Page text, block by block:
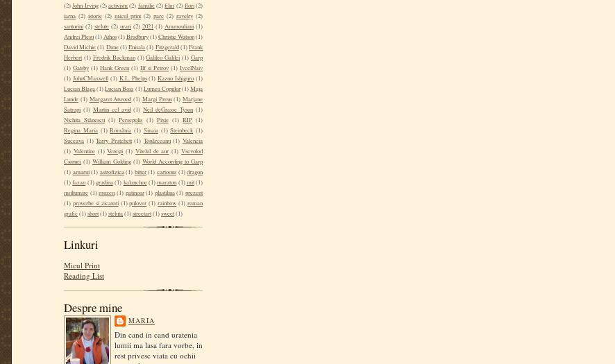
(2)John Irving (2)activism (2) familie(2)film (2) flori(2)
iarna (2) istorie (2) micul print (2) parc (2) ravelry (2)
santorini (2) stelute (2) urari (2) 2021 (1) Ammouliani (1)
Andrei Plesu(1)Athos(1)Bradbury(1)Christie Watson(1)
David Michie (1) Dune(1)Enisala (1) Fitzgerald(1)Frank
Herbert (1) Fredrik Backman (1) Galileo Galilei (1) Garp
(1) Gatsby (1) Hank Green (1) Ilf si Petrov (1) IvcelNaiv
(1) JohnCMaxwell (1) K.L. Phelps (1) Kazuo Ishiguro (1)
Lucian Blaga(1)Lucian Boia (1)Lumea Copiilor(1)Maja
Lunde (1) Margaret Atwood (1) Margi Preus (1) Marjane
Satrapi (1) Martin cel avid (1) Neil deGrasse Tyson (1)
Nichita Stănescu (1) Persepolis (1) Pixie (1) RIP (1)
Regina Maria (1) România (1) Sinaia (1) Steinbeck (1)
Suceava (1) Terry Pratchett (1) Topârceanu (1) Valencia
(1) Valentine (1) Verești (1) Vitelul de aur (1) Vsevolod
Ciornei (1) William Golding (1) World According to Garp
(1) amarui (1) astrofizica (1) bitter (1) cartoons (1) dragon
(1)fazan (1)gradina(1) kalanchoe (1)maraton (1) mit(1)
multumire (1) muzeu (1) patinoar (1) plastilina (1) prezent
(1) proverbe si zicatori (1) pulover (1) rainbow (1) roman
grafic(1)short(1)steluta(1)streetart(1)sweet(1)
Linkuri
Micul Print
Reading List
Despre mine
MARIA
Din cand in cand uratenia
lumii ma lasa fara vorbe, in
rest privesc viata cu ochii